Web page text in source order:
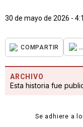
30 de mayo de 2026 -
COMPARTIR
ARCHIVO
Esta historia fue
Se adhiere a